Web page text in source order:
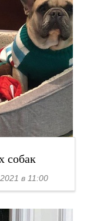
собак
в 11:00